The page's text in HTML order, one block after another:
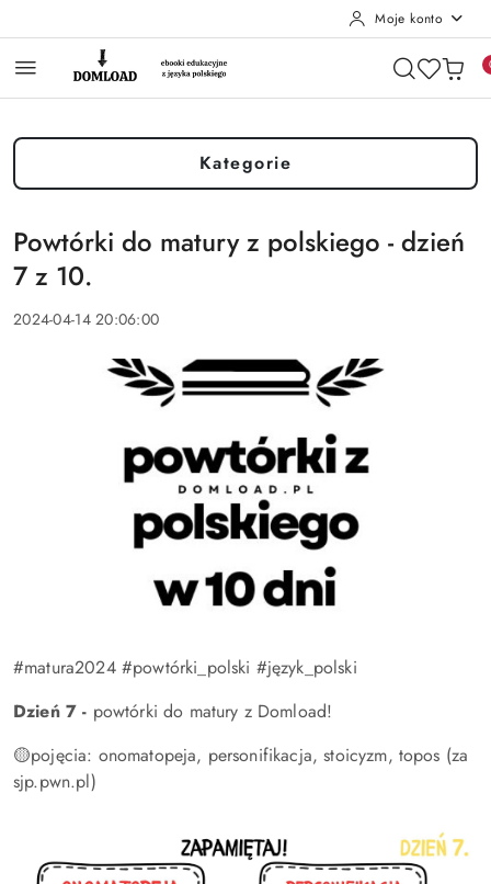
Moje konto
Kategorie
Powtórki do matury z polskiego - dzień
7 z 10.
2024-04-14 20:06:00
#matura2024 #powtórki_polski #język_polski
Dzień 7 - powtórki do matury z Domload!
🟡pojęcia: onomatopeja, personifikacja, stoicyzm, topos (za
sjp.pwn.pl)